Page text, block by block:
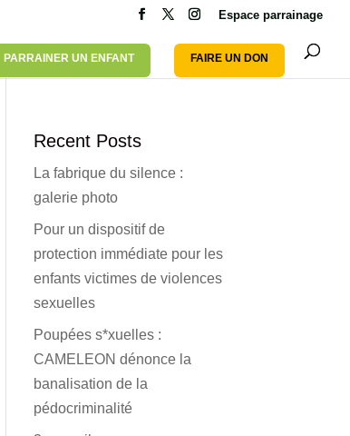
Espace parrainage
PARRAINER UN ENFANT FAIRE UN DON
Recent Posts
La fabrique du silence :
galerie photo
Pour un dispositif de
protection immédiate pour les
enfants victimes de violences
sexuelles
Poupées s*xuelles :
CAMELEON dénonce la
banalisation de la
pédocriminalité